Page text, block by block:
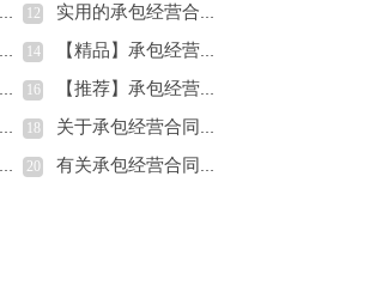
12 实用的承包经营合同合集五篇
14 【精品】承包经营合同范文9篇
16 【推荐】承包经营合同集合5篇
18 关于承包经营合同范文汇编八篇
20 有关承包经营合同集合6篇